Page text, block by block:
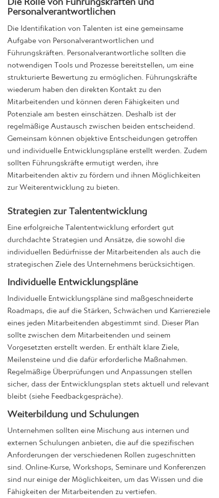
Personalverantwortlichen
Die Identifikation von Talenten ist eine gemeinsame
Aufgabe von Personalverantwortlichen und
Führungskräften. Personalverantwortliche sollten die
notwendigen Tools und Prozesse bereitstellen, um eine
strukturierte Bewertung zu ermöglichen. Führungskräfte
wiederum haben den direkten Kontakt zu den
Mitarbeitenden und können deren Fähigkeiten und
Potenziale am besten einschätzen. Deshalb ist der
regelmäßige Austausch zwischen beiden entscheidend.
Gemeinsam können objektive Entscheidungen getroffen
und individuelle Entwicklungspläne erstellt werden. Zudem
sollten Führungskräfte ermutigt werden, ihre
Mitarbeitenden aktiv zu fördern und ihnen Möglichkeiten
zur Weiterentwicklung zu bieten.
Strategien zur Talententwicklung
Eine erfolgreiche Talententwicklung erfordert gut
durchdachte Strategien und Ansätze, die sowohl die
individuellen Bedürfnisse der Mitarbeitenden als auch die
strategischen Ziele des Unternehmens berücksichtigen.
Individuelle Entwicklungspläne
Individuelle Entwicklungspläne sind maßgeschneiderte
Roadmaps, die auf die Stärken, Schwächen und Karriereziele
eines jeden Mitarbeitenden abgestimmt sind. Dieser Plan
sollte zwischen dem Mitarbeitenden und seinem
Vorgesetzten erstellt werden. Er enthält klare Ziele,
Meilensteine und die dafür erforderliche Maßnahmen.
Regelmäßige Überprüfungen und Anpassungen stellen
sicher, dass der Entwicklungsplan stets aktuell und relevant
bleibt (siehe Feedbackgespräche).
Weiterbildung und Schulungen
Unternehmen sollten eine Mischung aus internen und
externen Schulungen anbieten, die auf die spezifischen
Anforderungen der verschiedenen Rollen zugeschnitten
sind. Online-Kurse, Workshops, Seminare und Konferenzen
sind nur einige der Möglichkeiten, um das Wissen und die
Fähigkeiten der Mitarbeitenden zu vertiefen.